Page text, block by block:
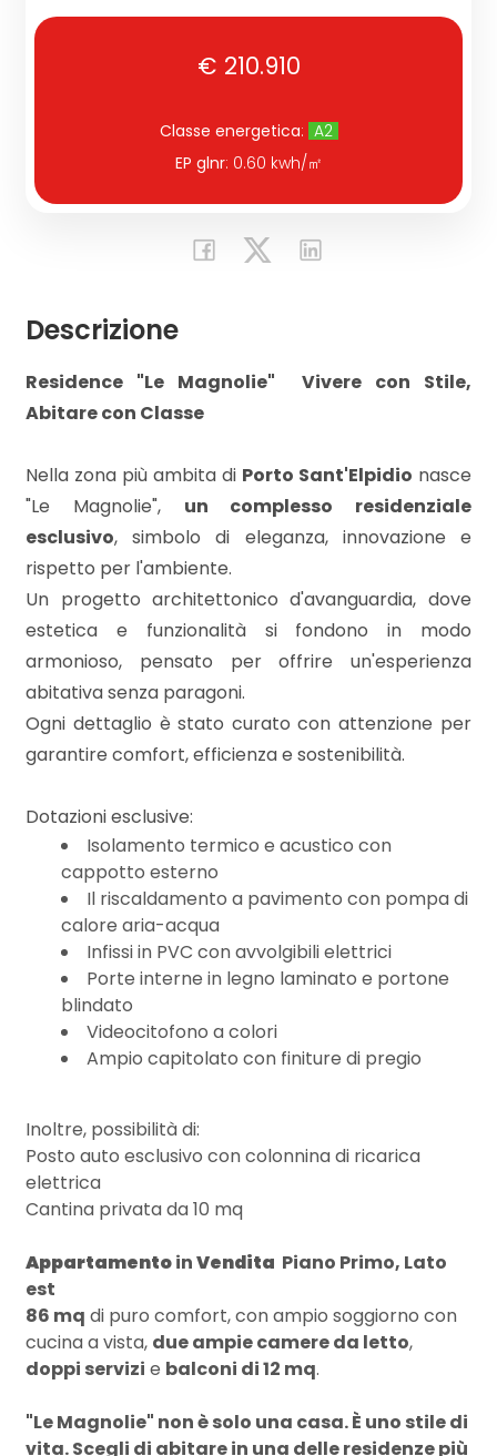
€ 210.910
Classe energetica: A2
EP glnr: 0.60 kwh/㎡
Descrizione
Residence "Le Magnolie"  Vivere con Stile,
Abitare con Classe
Nella zona più ambita di Porto Sant'Elpidio nasce
"Le Magnolie", un complesso residenziale
esclusivo, simbolo di eleganza, innovazione e
rispetto per l'ambiente.
Un progetto architettonico d'avanguardia, dove
estetica e funzionalità si fondono in modo
armonioso, pensato per offrire un'esperienza
abitativa senza paragoni.
Ogni dettaglio è stato curato con attenzione per
garantire comfort, efficienza e sostenibilità.
Dotazioni esclusive:
Isolamento termico e acustico con
cappotto esterno
Il riscaldamento a pavimento con pompa di
calore aria-acqua
Infissi in PVC con avvolgibili elettrici
Porte interne in legno laminato e portone
blindato
Videocitofono a colori
Ampio capitolato con finiture di pregio
Inoltre, possibilità di:
Posto auto esclusivo con colonnina di ricarica
elettrica
Cantina privata da 10 mq
AppartamentoinVendita  Piano Primo, Lato
est
86 mq di puro comfort, con ampio soggiorno con
cucina a vista, due ampie camere da letto,
doppi servizi e balconi di 12 mq.
"Le Magnolie" non è solo una casa. È uno stile di
vita. Scegli di abitare in una delle residenze più
Commerciali
mq
Locali
minimi
5+
minimi
Qualsiasi